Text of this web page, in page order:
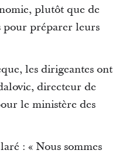
plutôt que de
pour préparer leurs
les dirigeantes ont
directeur de
le ministère des
: « Nous sommes